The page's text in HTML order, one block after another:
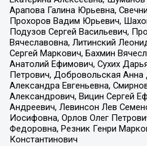
Арапова Галина Юрьевна,
Прохоров Вадим Юрьевич,
Подузов Сергей Васильевич,
Вячеславовна, Литинский
Сергей Маркович, Бахмин
Анатолий Ефимович, Сухих
Петрович, Добровольская
Александра Евгеньевна,
Александрович, Вицин Сергей
Андреевич, Левинсон Лев
Иосифовна, Орлов Олег
Федоровна, Резник Генри
Константинович